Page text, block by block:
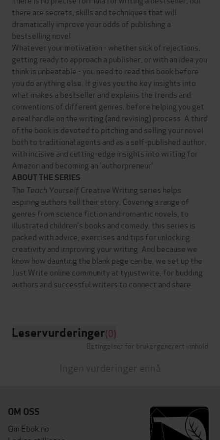
there are secrets, skills and techniques that will
dramatically improve your odds of publishing a
bestselling novel.
Whatever your motivation - whether sick of rejections,
getting ready to approach a publisher, or with an idea you
think is unbeatable - you need to read this book before
you do anything else. It gives you the key insights into
what makes a bestseller and explains the trends and
conventions of different genres, before helping you get
a real handle on the writing (and revising) process. A third
of the book is devoted to pitching and selling your novel
both to traditional agents and as a self-published author,
with incisive and cutting-edge insights into writing for
Amazon and becoming an 'authorpreneur'.
ABOUT THE SERIES
The Teach YourselfCreative Writing series helps
aspiring authors tell their story. Covering a range of
genres from science fiction and romantic novels, to
illustrated children's books and comedy, this series is
packed with advice, exercises and tips for unlocking
creativity and improving your writing. And because we
know how daunting the blank page can be, we set up the
Just Write online community at tyjustwrite, for budding
authors and successful writers to connect and share.
Leservurderinger(0)
Betingelser for brukergenerert innhold
Ingen vurderinger ennå
OM OSS
Om Ebok.no